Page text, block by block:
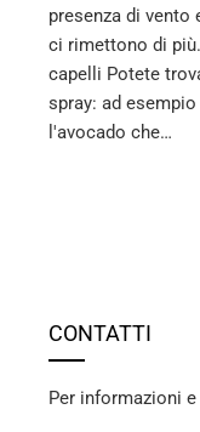
presenza di
ci rimettono di
capelli Potete
spray: ad
l'avocado che…
CONTATTI
Per informazioni